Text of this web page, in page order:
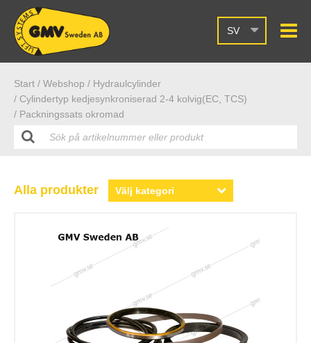
SV
Start / Webshop / Hydraulcylinder
/ Cylindertyp kedjesynkroniserad 2-4 kolvig(EC, TCS)
/ Packningssats okromad
Alla produkter